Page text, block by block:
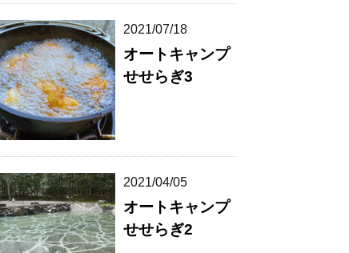
2021/07/18
オートキャンプ
せせらぎ3
2021/04/05
オートキャンプ
せせらぎ2